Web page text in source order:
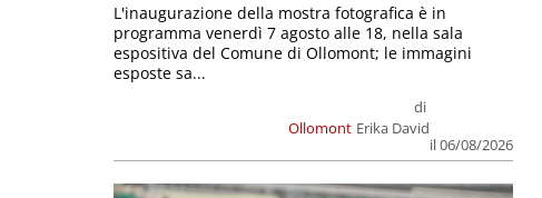
Ollomont
di
Erika David
il 06/08/2026
L'inaugurazione della mostra fotografica è in
programma venerdì 7 agosto alle 18, nella sala
espositiva del Comune di Ollomont; le immagini
esposte sa...